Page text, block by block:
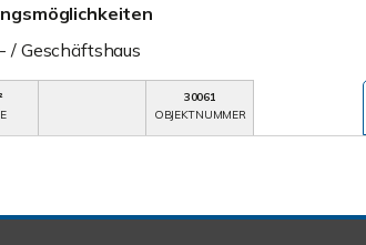
/ Geschäftshaus
30061
OBJEKTNUMMER